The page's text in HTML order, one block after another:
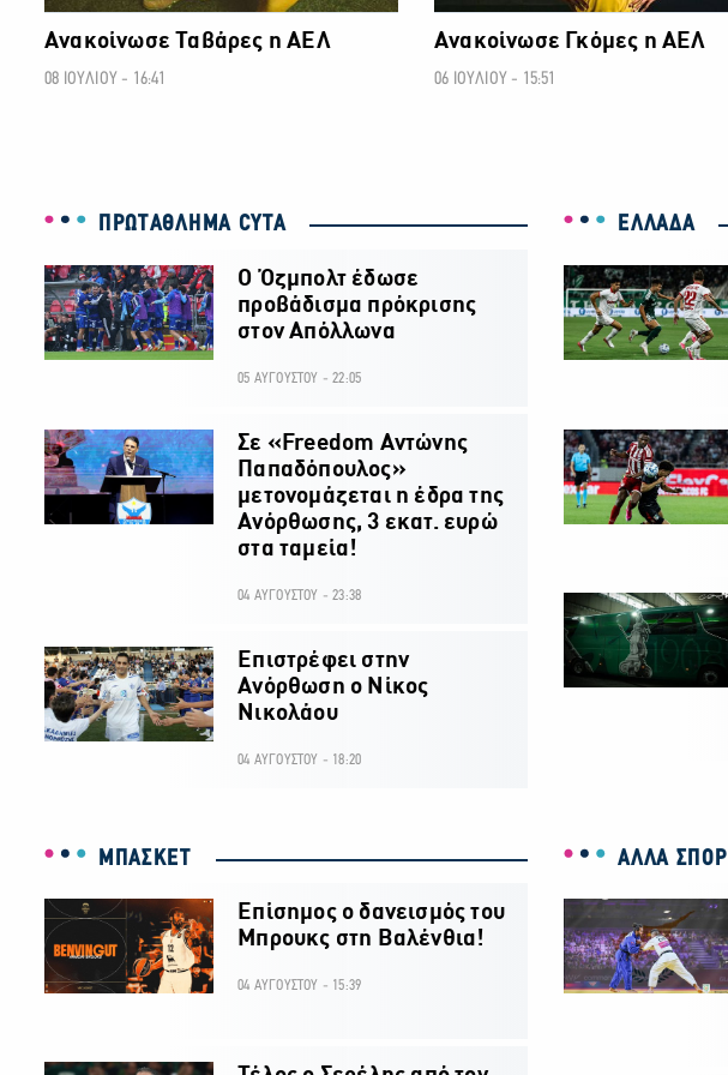
Ανακοίνωσε Ταβάρες η ΑΕΛ
08 ΙΟΥΛΙΟΥ - 16:41
Ανακοίνωσε Γκόμες η ΑΕΛ
06 ΙΟΥΛΙΟΥ - 15:51
ΠΡΩΤΑΘΛΗΜΑ CYTA
Ο Όζμπολτ έδωσε
προβάδισμα πρόκρισης
στον Απόλλωνα
05 ΑΥΓΟΥΣΤΟΥ - 22:05
Σε «Freedom Αντώνης
Παπαδόπουλος»
μετονομάζεται η έδρα της
Ανόρθωσης, 3 εκατ. ευρώ
στα ταμεία!
04 ΑΥΓΟΥΣΤΟΥ - 23:38
Επιστρέφει στην
Ανόρθωση ο Νίκος
Νικολάου
04 ΑΥΓΟΥΣΤΟΥ - 18:20
ΕΛΛΑΔΑ
ΜΠΑΣΚΕΤ
Επίσημος ο δανεισμός του
Μπρουκς στη Βαλένθια!
04 ΑΥΓΟΥΣΤΟΥ - 15:39
ΑΛΛΑ ΣΠΟΡ